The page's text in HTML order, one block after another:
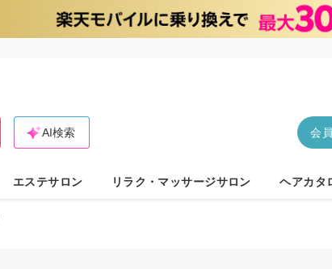
会
AI検索
エステサロン リラク・マッサージサロン ヘアカタ